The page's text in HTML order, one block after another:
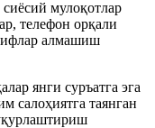
мулоқотлар
телефон орқали
алмашиш
янги суръатга эга
салоҳиятга таянган